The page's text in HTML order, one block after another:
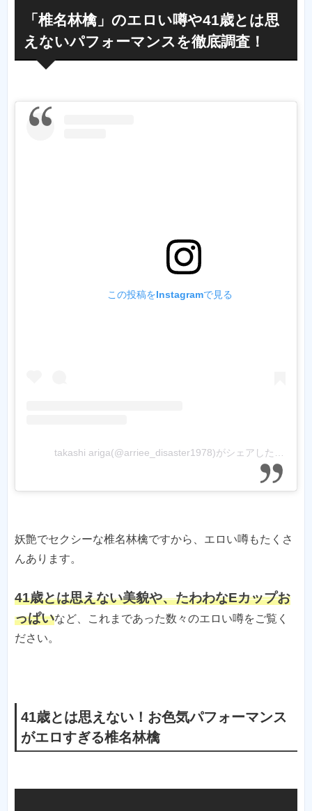
「椎名林檎」のエロい噂や41歳とは思
えないパフォーマンスを徹底調査！
この投稿をInstagramで見る
takashi ariga(@arriee_disaster1978)がシェアした投稿
妖艶でセクシーな椎名林檎ですから、エロい噂もたくさ
んあります。
41歳とは思えない美貌や、たわわなEカップお
っぱいなど、これまであった数々のエロい噂をご覧く
ださい。
41歳とは思えない！お色気パフォーマンス
がエロすぎる椎名林檎